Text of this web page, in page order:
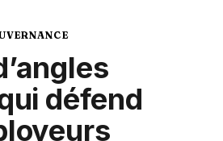
défend